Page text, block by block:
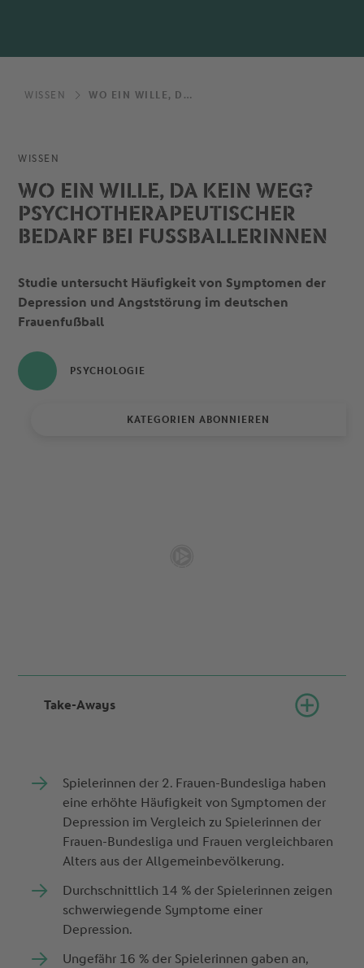
WISSEN WO EIN WILLE, DA KEIN WEG? PSYCHOTHERAPEUTISCHER BEDARF BEI FUSSBALLERINNEN
WISSEN
WO EIN WILLE, DA KEIN WEG?
PSYCHOTHERAPEUTISCHER
BEDARF BEI FUSSBALLERINNEN
Studie untersucht Häufigkeit von Symptomen der
Depression und Angststörung im deutschen
Frauenfußball
PSYCHOLOGIE
KATEGORIEN ABONNIEREN
Take-Aways
Spielerinnen der 2. Frauen-Bundesliga haben
eine erhöhte Häufigkeit von Symptomen der
Depression im Vergleich zu Spielerinnen der
Frauen-Bundesliga und Frauen vergleichbaren
Alters aus der Allgemeinbevölkerung.
Durchschnittlich 14 % der Spielerinnen zeigen
schwerwiegende Symptome einer
Depression.
Ungefähr 16 % der Spielerinnen gaben an,